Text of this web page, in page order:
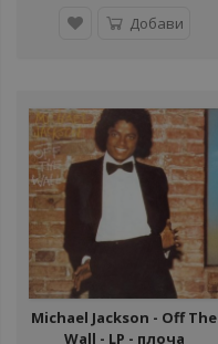
Добави
Michael Jackson ‎- Off The
Wall - LP - плоча